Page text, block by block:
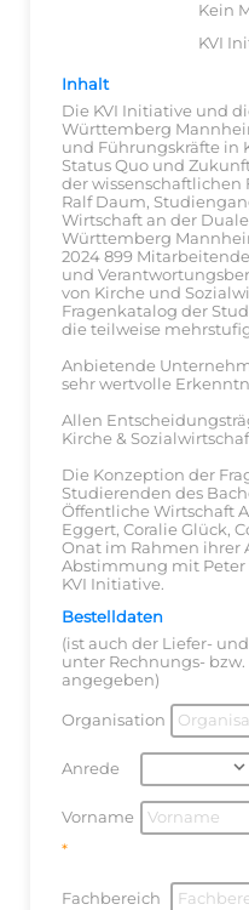
Kein
KVI
Inhalt
Die KVI Initiative und
Württemberg
und Führungskräfte in
Status Quo und
der wissenschaftlichen
Ralf Daum,
Wirtschaft an der
Württemberg
2024 899
und
von Kirche und
Fragenkatalog der
die teilweise
Anbietende
sehr wertvolle
Allen
Kirche &
Die Konzeption der
Studierenden des
Öffentliche Wirtschaft
Eggert, Coralie Glück,
Onat im Rahmen ihrer
Abstimmung mit Peter
KVI Initiative.
Bestelldaten
(ist auch der Liefer-
unter Rechnungs-
angegeben)
Organisation
Anrede
Vorname
Fachbereich